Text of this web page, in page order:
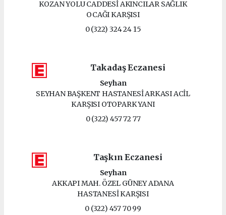
KOZAN YOLU CADDESİ AKINCILAR SAĞLIK
OCAĞI KARŞISI
0 (322) 324 24 15
Takadaş Eczanesi
Seyhan
SEYHAN BAŞKENT HASTANESİ ARKASI ACİL
KARŞISI OTOPARK YANI
0 (322) 457 72 77
Taşkın Eczanesi
Seyhan
AKKAPI MAH. ÖZEL GÜNEY ADANA
HASTANESİ KARŞISI
0 (322) 457 70 99